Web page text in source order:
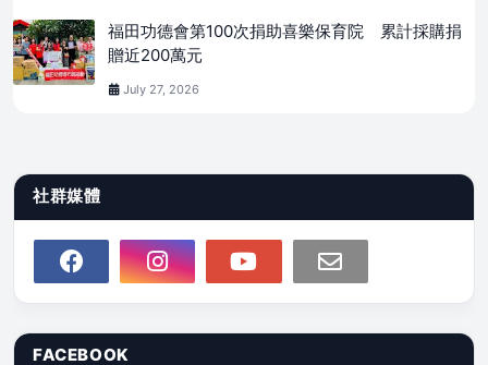
福田功德會第100次捐助喜樂保育院 累計採購捐
贈近200萬元
July 27, 2026
社群媒體
FACEBOOK